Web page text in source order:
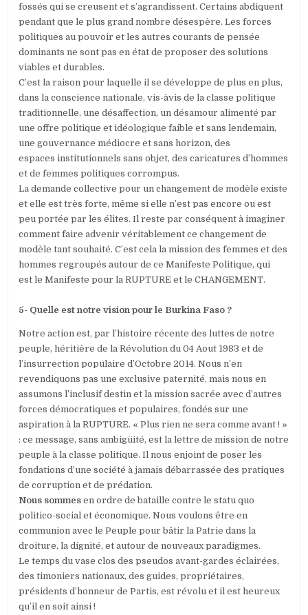
fossés qui se creusent et s’agrandissent. Certains abdiquent
pendant que le plus grand nombre désespère. Les forces
politiques au pouvoir et les autres courants de pensée
dominants ne sont pas en état de proposer des solutions
viables et durables.
C’est la raison pour laquelle il se développe de plus en plus,
dans la conscience nationale, vis-àvis de la classe politique
traditionnelle, une désaffection, un désamour alimenté par
une offre politique et idéologique faible et sans lendemain,
une gouvernance médiocre et sans horizon, des
espaces institutionnels sans objet, des caricatures d’hommes
et de femmes politiques corrompus.
La demande collective pour un changement de modèle existe
et elle est très forte, même si elle n’est pas encore ou est
peu portée par les élites. Il reste par conséquent à imaginer
comment faire advenir véritablement ce changement de
modèle tant souhaité. C’est cela la mission des femmes et des
hommes regroupés autour de ce Manifeste Politique, qui
est le Manifeste pour la RUPTURE et le CHANGEMENT.
5- Quelle est notre vision pour le Burkina Faso ?
Notre action est, par l’histoire récente des luttes de notre
peuple, héritière de la Révolution du 04 Aout 1983 et de
l’insurrection populaire d’Octobre 2014. Nous n’en
revendiquons pas une exclusive paternité, mais nous en
assumons l’inclusif destin et la mission sacrée avec d’autres
forces démocratiques et populaires, fondés sur une
aspiration à la RUPTURE. « Plus rien ne sera comme avant ! »
: ce message, sans ambigüité, est la lettre de mission de notre
peuple à la classe politique. Il nous enjoint de poser les
fondations d’une société à jamais débarrassée des pratiques
de corruption et de prédation.
Nous sommes en ordre de bataille contre le statu quo
politico-social et économique. Nous voulons être en
communion avec le Peuple pour bâtir la Patrie dans la
droiture, la dignité, et autour de nouveaux paradigmes.
Le temps du vase clos des pseudos avant-gardes éclairées,
des timoniers nationaux, des guides, propriétaires,
présidents d’honneur de Partis, est révolu et il est heureux
qu’il en soit ainsi !